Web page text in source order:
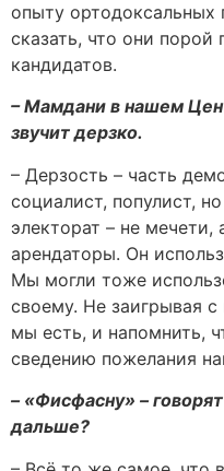
опыту ортодоксальных
сказать, что они
кандидатов.
– Мамдани в нашем
звучит дерзко.
– Дерзость – часть
социалист, популист,
электорат – не
арендаторы. Он
Мы могли тоже
своему. Не заигрывая с
мы есть, и напомнить,
сведению пожелания
– «Фисфасну» –
дальше?